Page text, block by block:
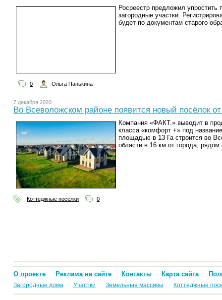
Росреестр предложил
загородные участки.
будет по документам старого
0 Ольга Панькина
7 декабря 2020
Во Всеволожском районе появится новый посёлок
Компания «ФАКТ.» выводит в
класса «комфорт +» под
площадью в 13 Га строится во
области в 16 км от города,
Коттеджные посёлки 0
О проекте Реклама на сайте Контакты Карта сайта
Загородные дома Участки Земельные массивы Коттеджные